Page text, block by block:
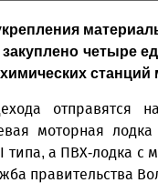
четыре
станций
отправятся
моторная
типа, а ПВХ-лодка с
правительства